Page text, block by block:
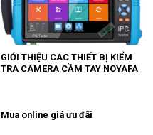
GIỚI THIỆU CÁC THIẾT BỊ KIỂM
TRA CAMERA CẦM TAY NOYAFA
Mua online giá ưu đãi